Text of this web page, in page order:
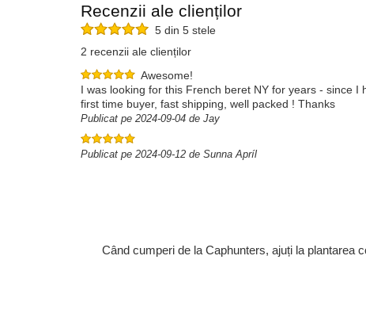
Recenzii ale clienților
5 din 5 stele
2 recenzii ale clienților
Awesome!
I was looking for this French beret NY for years - since
first time buyer, fast shipping, well packed ! Thanks
Publicat pe 2024-09-04 de Jay
Publicat pe 2024-09-12 de Sunna Apríl
Când cumperi de la Caphunters, ajuți la plantarea